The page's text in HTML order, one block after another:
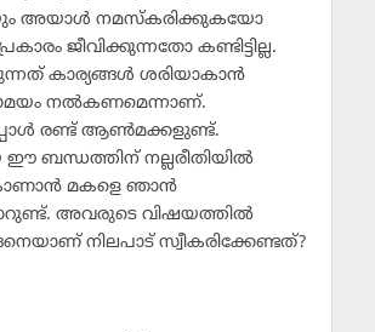
അയാള്‍ നമസ്‌കരിക്കുകയോ
ജീവിക്കുന്നതോ കണ്ടിട്ടില്ല.
കാര്യങ്ങള്‍ ശരിയാകാന്‍
നല്‍കണമെന്നാണ്.
രണ്ട് ആണ്‍മക്കളുണ്ട്.
ഈ ബന്ധത്തിന് നല്ലരീതിയില്‍
മകളെ ഞാന്‍
അവരുടെ വിഷയത്തില്‍
നിലപാട് സ്വീകരിക്കേണ്ടത്?